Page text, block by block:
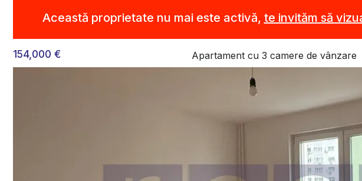
Această proprietate nu mai este activă, te invităm să
154,000 € Apartament cu 3 camere de vânzare